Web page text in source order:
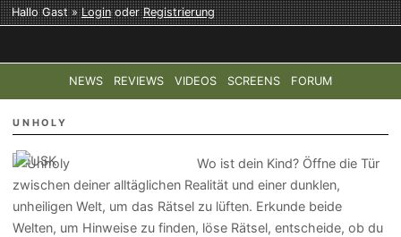
Hallo Gast »LoginoderRegistrierung
NEWS REVIEWS VIDEOS SCREENS FORUM
TOP-THEMEN: COD: MODERN WARFARE 4 HALO:
UNHOLY
Wo ist dein Kind? Öffne die Tür
zwischen deiner alltäglichen Realität und einer dunklen,
unheiligen Welt, um das Rätsel zu lüften. Erkunde beide
Welten, um Hinweise zu finden, löse Rätsel, entscheide, ob du